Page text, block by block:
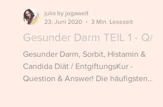
Gesunder Darm TEIL 1 - Q/A
Gesunder Darm, Sorbit, Histamin &
Candida Diät / EntgiftungsKur -
Question & Answer! Die häufigsten
julia by jogawelt
23. Juni 2020
3 Min. Lesezeit